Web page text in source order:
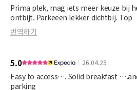
Prima plek, mag iets meer keuze bij
ontbijt. Parkeeen lekker dichtbij. Top
번역하기
5.0 26.04.25
Easy to access…. Solid breakfast
parking